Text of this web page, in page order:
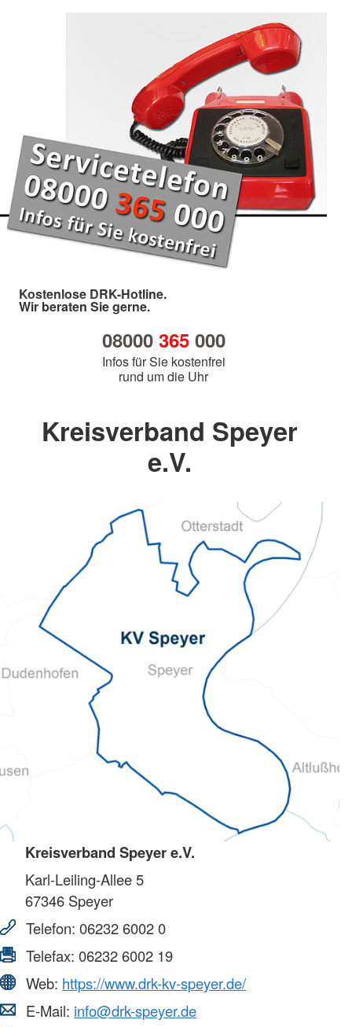
Kostenlose DRK-Hotline.
Wir beraten Sie gerne.
08000 365000
Infos für Sie kostenfrei
rund um die Uhr
Kreisverband Speyer
e.V.
Kreisverband Speyer e.V.
Karl-Leiling-Allee 5
67346 Speyer
Telefon: 06232 6002 0
Telefax: 06232 6002 19
Web: https://www.drk-kv-speyer.de/
E-Mail: info@drk-speyer.de